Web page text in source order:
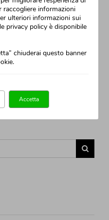
web in questo browser per
raccogliere informazioni
ulteriori informazioni sui
privacy policy è disponibile
chiuderai questo banner
Accetta